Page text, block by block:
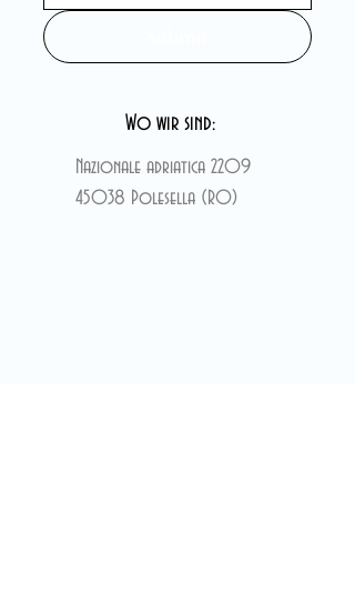
Wo wir sind:
Nazionale adriatica 2209
45038 Polesella (RO)